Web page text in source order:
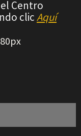
Centro
clicAquí